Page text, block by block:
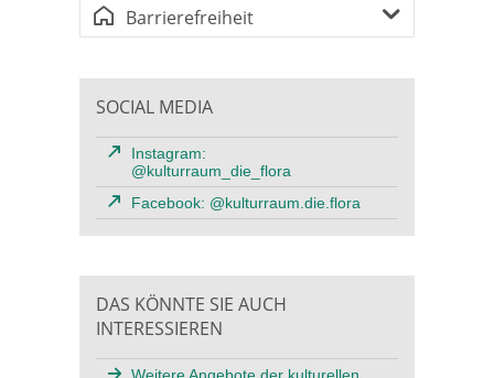
Barrierefreiheit
SOCIAL MEDIA
Instagram:
@kulturraum_die_flora
Facebook: @kulturraum.die.flora
DAS KÖNNTE SIE AUCH
INTERESSIEREN